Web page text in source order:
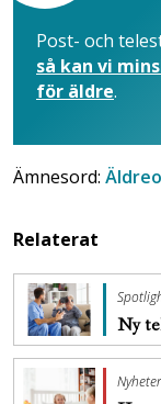
Post- och
så kan vi
för äldre.
Ämnesord:
Relaterat
Ny
Nyheter